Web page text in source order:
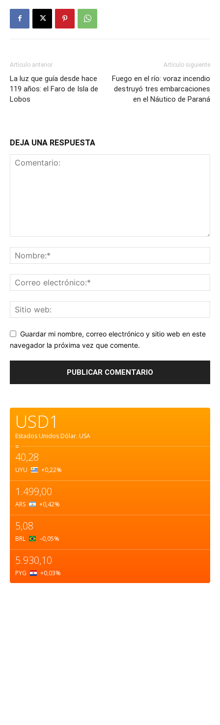
Artículo anterior
La luz que guía desde hace
119 años: el Faro de Isla de
Lobos
Artículo siguiente
Fuego en el río: voraz incendio
destruyó tres embarcaciones
en el Náutico de Paraná
DEJA UNA RESPUESTA
Guardar mi nombre, correo electrónico y sitio web en este
navegador la próxima vez que comente.
USD1
Estados Unidos Dólar. USA
=
40,28
UYU +0,22%
1.499,00
ARS +0,42%
5,08
BRL –0,05%
5.930,10
PYG +0,03%